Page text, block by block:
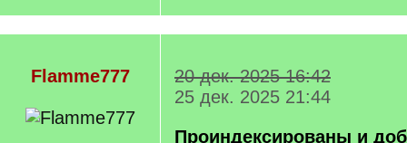
Flamme777
20 дек. 2025 16:42
25 дек. 2025 21:44
Проиндексированы и